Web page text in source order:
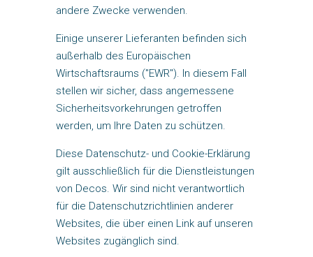
andere Zwecke verwenden.
Einige unserer Lieferanten befinden sich
außerhalb des Europäischen
Wirtschaftsraums ("EWR"). In diesem Fall
stellen wir sicher, dass angemessene
Sicherheitsvorkehrungen getroffen
werden, um Ihre Daten zu schützen.
Diese Datenschutz- und Cookie-Erklärung
gilt ausschließlich für die Dienstleistungen
von Decos. Wir sind nicht verantwortlich
für die Datenschutzrichtlinien anderer
Websites, die über einen Link auf unseren
Websites zugänglich sind.